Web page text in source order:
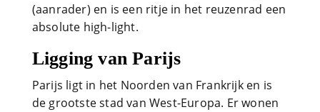
(aanrader) en is een ritje in het reuzenrad een
absolute high-light.
Ligging van Parijs
Parijs ligt in het Noorden van Frankrijk en is
de grootste stad van West-Europa. Er wonen